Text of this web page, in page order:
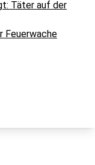
Täter auf der
Feuerwache